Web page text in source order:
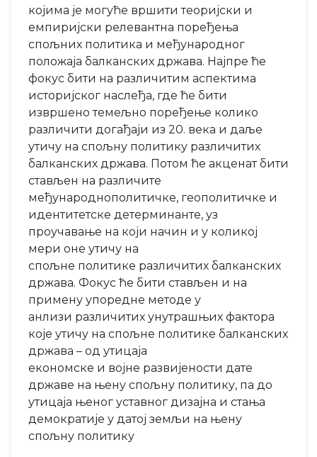
којима је могуће вршити теоријски и
емпиријски релевантна поређења
спољних политика и међународног
положаја балканских држава. Најпре ће
фокус бити на различитим аспектима
историјског наслеђа, где ће бити
извршено темељно поређење колико
различити догађаји из 20. века и даље
утичу на спољну политику различитих
балканских држава. Потом ће акценат бити
стављен на различите
међународнополитичке, геополитичке и
идентитетске детерминанте, уз
проучавање на који начин и у коликој
мери оне утичу на
спољне политике различитих балканских
држава. Фокус ће бити стављен и на
примену упоредне методе у
анлизи различитих унутрашњих фактора
које утичу на спољне политике балканских
држава – од утицаја
економске и војне развијености дате
државе на њену спољну политику, па до
утицаја њеног уставног дизајна и стања
демократије у датој земљи на њену
спољну политику